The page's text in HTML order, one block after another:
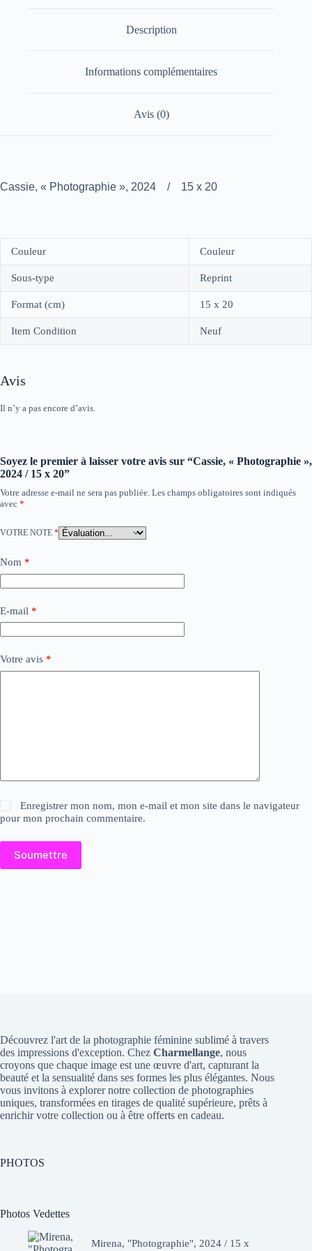
Description
Informations complémentaires
Avis (0)
Cassie, « Photographie », 2024 / 15 x 20
Couleur Couleur
Sous-type Reprint
Format (cm) 15 x 20
Item Condition Neuf
Avis
Il n’y a pas encore d’avis.
Soyez le premier à laisser votre avis sur “Cassie, « Photographie »,
2024 / 15 x 20”
Votre adresse e-mail ne sera pas publiée. Les champs obligatoires sont indiqués
avec *
VOTRE NOTE *
Nom *
E-mail *
Votre avis *
Enregistrer mon nom, mon e-mail et mon site dans le navigateur
pour mon prochain commentaire.
Soumettre
Découvrez l'art de la photographie féminine sublimé à travers
des impressions d'exception. Chez Charmellange, nous
croyons que chaque image est une œuvre d'art, capturant la
beauté et la sensualité dans ses formes les plus élégantes. Nous
vous invitons à explorer notre collection de photographies
uniques, transformées en tirages de qualité supérieure, prêts à
enrichir votre collection ou à être offerts en cadeau.
PHOTOS
Photos Vedettes
Mirena, "Photographie", 2024 / 15 x